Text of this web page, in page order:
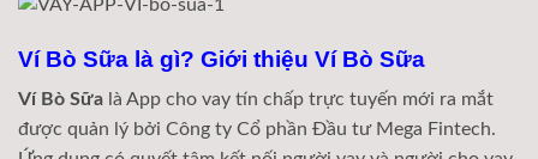
Ví Bò Sữa là gì? Giới thiệu Ví Bò Sữa
Ví Bò Sữa là App cho vay tín chấp trực tuyến mới ra mắt
được quản lý bởi Công ty Cổ phần Đầu tư Mega Fintech.